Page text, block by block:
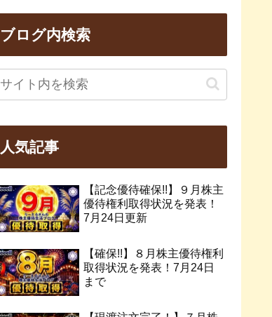
ブログ内検索
人気記事
【記念優待確保!!】９月株主
優待権利取得状況を発表！
7月24日更新
【確保!!】８月株主優待権利
取得状況を発表！7月24日
まで